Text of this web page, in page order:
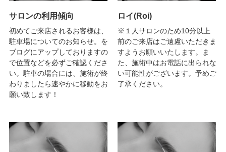
サロンの利用傾向
初めてご来店されるお客様は、
駐車場についてのお知らせ。を
ブログにアップしておりますの
で位置などを必ずご確認くださ
い。駐車の場合には、施術が終
わりましたら速やかに移動をお
願い致します！
ロイ(Roi)
※１人サロンのため10分以上
前のご来店はご遠慮いただきま
すようお願いいたします。ま
た、施術中はお電話に出られな
い可能性がございます。予めご
了承ください。